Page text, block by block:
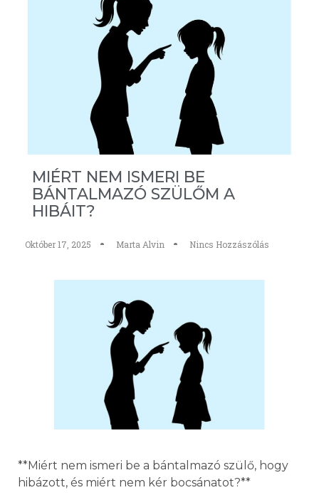
MIÉRT NEM ISMERI BE
BÁNTALMAZÓ SZÜLŐM A
HIBÁIT?
Október 17, 2025 Marta Alvin Nincs Hozzászólás
**Miért nem ismeri be a bántalmazó szülő, hogy
hibázott, és miért nem kér bocsánatot?**